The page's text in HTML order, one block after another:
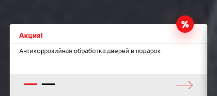
Акция!
Антикоррозийная обработка дверей в подарок
1 2